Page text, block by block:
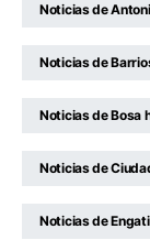
Noticias de
Noticias de
Noticias de Bosa
Noticias de
Noticias de